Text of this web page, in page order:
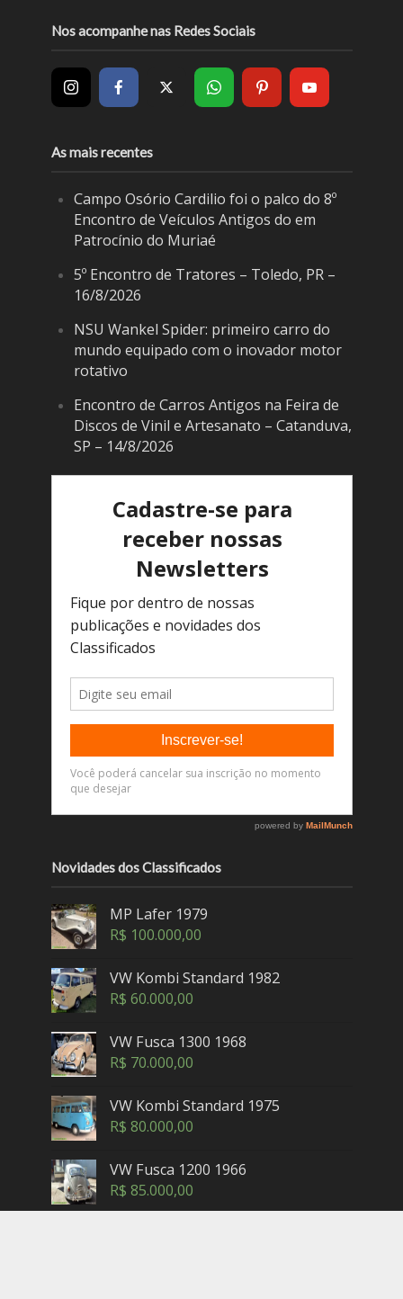
Nos acompanhe nas Redes Sociais
As mais recentes
Campo Osório Cardilio foi o palco do 8º
Encontro de Veículos Antigos do em
Patrocínio do Muriaé
5º Encontro de Tratores – Toledo, PR –
16/8/2026
NSU Wankel Spider: primeiro carro do
mundo equipado com o inovador motor
rotativo
Encontro de Carros Antigos na Feira de
Discos de Vinil e Artesanato – Catanduva,
SP – 14/8/2026
Novidades dos Classificados
MP Lafer 1979
R$ 100.000,00
VW Kombi Standard 1982
R$ 60.000,00
VW Fusca 1300 1968
R$ 70.000,00
VW Kombi Standard 1975
R$ 80.000,00
VW Fusca 1200 1966
R$ 85.000,00